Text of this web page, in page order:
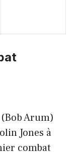
Arum)
Jones à
combat